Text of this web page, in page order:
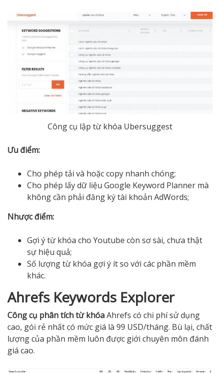
Công cụ lập từ khóa Ubersuggest
Ưu điểm:
Cho phép tải và hoặc copy nhanh chóng;
Cho phép lấy dữ liệu Google Keyword Planner mà
không cần phải đăng ký tài khoản AdWords;
Nhược điểm:
Gợi ý từ khóa cho Youtube còn sơ sài, chưa thật
sự hiệu quả;
Số lượng từ khóa gợi ý ít so với các phần mềm
khác.
Ahrefs Keywords Explorer
Công cụ phân tích từ khóaAhrefs có chi phí sử dụng
cao, gói rẻ nhất có mức giá là 99 USD/tháng. Bù lại, chất
lượng của phần mềm luôn được giới chuyên môn đánh
giá cao.